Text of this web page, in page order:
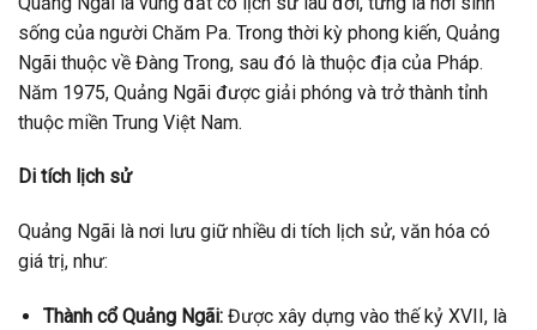
sống của người Chăm Pa. Trong thời kỳ phong kiến, Quảng
Ngãi thuộc về Đàng Trong, sau đó là thuộc địa của Pháp.
Năm 1975, Quảng Ngãi được giải phóng và trở thành tỉnh
thuộc miền Trung Việt Nam.
Di tích lịch sử
Quảng Ngãi là nơi lưu giữ nhiều di tích lịch sử, văn hóa có
giá trị, như:
Thành cổ Quảng Ngãi:Được xây dựng vào thế kỷ XVII, là